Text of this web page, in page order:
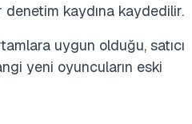
kaydına kaydedilir.
uygun olduğu, satıcı
yeni oyuncuların eski